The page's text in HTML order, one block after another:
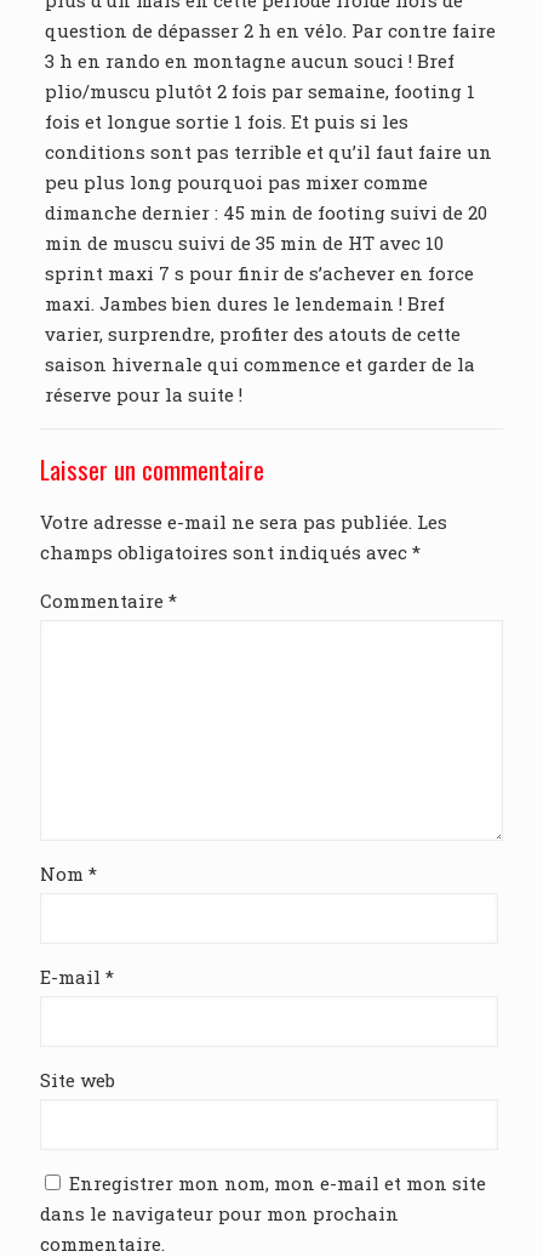
question de dépasser 2 h en vélo. Par contre faire
3 h en rando en montagne aucun souci ! Bref
plio/muscu plutôt 2 fois par semaine, footing 1
fois et longue sortie 1 fois. Et puis si les
conditions sont pas terrible et qu’il faut faire un
peu plus long pourquoi pas mixer comme
dimanche dernier : 45 min de footing suivi de 20
min de muscu suivi de 35 min de HT avec 10
sprint maxi 7 s pour finir de s’achever en force
maxi. Jambes bien dures le lendemain ! Bref
varier, surprendre, profiter des atouts de cette
saison hivernale qui commence et garder de la
réserve pour la suite !
Laisser un commentaire
Votre adresse e-mail ne sera pas publiée. Les
champs obligatoires sont indiqués avec *
Commentaire *
Nom *
E-mail *
Site web
Enregistrer mon nom, mon e-mail et mon site
dans le navigateur pour mon prochain
commentaire.